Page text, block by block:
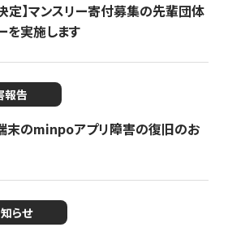
定】マンスリー寄付募集の先輩団体
を実施します
報告
末のminpoアプリ障害の復旧のお
らせ